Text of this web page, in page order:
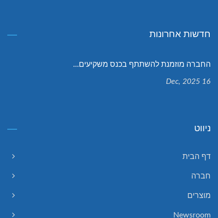
חדשות אחרונות
החברה מוזמנת להשתתף בכנס משקיעים...
16 Dec, 2025
ניווט
דף הבית
חברה
מוצרים
Newsroom